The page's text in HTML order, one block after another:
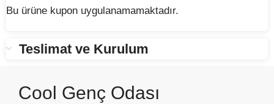
Bu ürüne kupon uygulanamamaktadır.
Teslimat ve Kurulum
Cool Genç Odası